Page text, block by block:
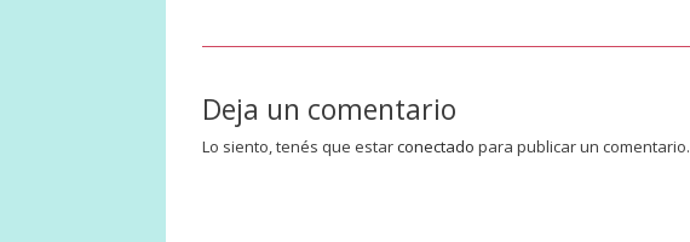
Deja un comentario
Lo siento, tenés que estarconectado para publicar un comentario.